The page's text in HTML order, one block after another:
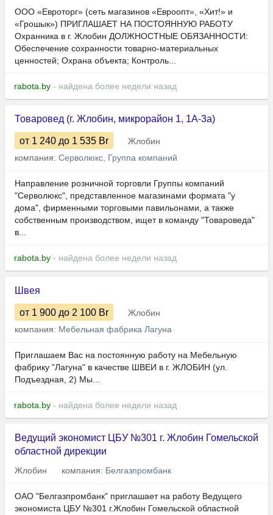
ООО «Евроторг» (сеть магазинов «Евроопт», «Хит!» и
«Грошык») ПРИГЛАШАЕТ НА ПОСТОЯННУЮ РАБОТУ
Охранника в г. Жлобин ДОЛЖНОСТНЫЕ ОБЯЗАННОСТИ:
Обеспечение сохранности товарно-материальных
ценностей; Охрана объекта; Контроль...
rabota.by - найдена более недели назад
Товаровед (г. Жлобин, микрорайон 1, 1А-3а)
от 1 240 до 1 535 Br
Жлобин
компания: Серволюкс, Группа компаний
Направление розничной торговли Группы компаний
"Серволюкс", представленное магазинами формата "у
дома", фирменными торговыми павильонами, а также
собственным производством, ищет в команду "Товароведа"
в...
rabota.by - найдена более недели назад
Швея
от 1 900 до 2 100 Br
Жлобин
компания: Мебельная фабрика Лагуна
Приглашаем Вас на постоянную работу на Мебельную
фабрику "Лагуна" в качестве ШВЕИ в г. ЖЛОБИН (ул.
Подъездная, 2) Мы...
rabota.by - найдена более недели назад
Ведущий экономист ЦБУ №301 г. Жлобин Гомельской
областной дирекции
Жлобин компания: Белгазпромбанк
ОАО "Белгазпромбанк" приглашает на работу Ведущего
экономиста ЦБУ №301 г.Жлобин Гомельской областной